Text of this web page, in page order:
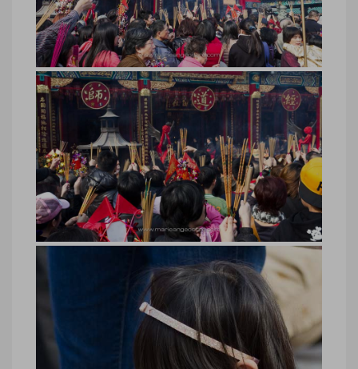
Hong Kong, temple de Wong Tai Sin ©
Marie-Ange Ostre
Hong Kong, foule au temple de
Wong Tai Sin © Marie-Ange Ostre
Hong Kong, foule au temple de Wong Tai
Sin © Marie-Ange Ostre
Hong Kong, foule au temple de
Wong Tai Sin © Marie-Ange Ostre
Hong Kong, foule au temple de Wong Tai